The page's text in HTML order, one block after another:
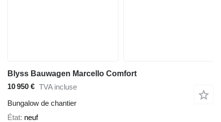
Blyss Bauwagen Marcello Comfort
10 950 € TVA incluse
Bungalow de chantier
État neuf